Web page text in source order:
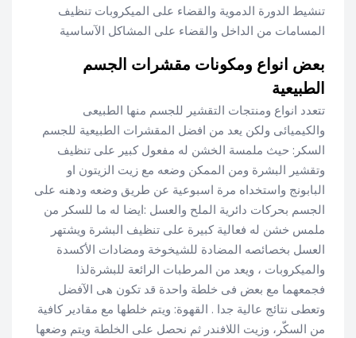
تنشيط الدورة الدموية والقضاء على الميكروبات تنظيف
المسامات من الداخل والقضاء على المشاكل الآساسية
بعض انواع ومكونات مقشرات الجسم
الطبيعية
تتعدد انواع ومنتجات التقشير للجسم منها الطبيعى
والكيميائى ولكن يعد من افضل المقشرات الطبيعية للجسم
السكر: حيث ملمسة الخشن له مفعول كبير على تنظيف
وتقشير البشرة ومن الممكن وضعه مع زيت الزيتون او
البابونج واستخداه مرة اسبوعية عن طريق وضعه ودهنه على
الجسم بحركات دائرية الملح والعسل :ايضا له ما للسكر من
ملمس خشن له فعالية كبيرة على تنظيف البشرة ويشتهر
العسل بخصائصه المضادة للشيخوخة ومضادات الأكسدة
والميكروبات ، ويعد من المرطبات الرائعة للبشرةلذا
فجمعهما مع بعض فى خلطة واحدة قد تكون هى الآفضل
وتعطى نتائج عالية جدا . القهوة: ويتم خلطها مع مقادير كافية
من السكّر، وزيت اللافندر ثم نحصل على الخلطة ويتم وضعها